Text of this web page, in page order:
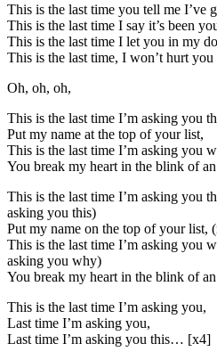
This is the last time you tell me I’ve
This is the last time I say it’s been
This is the last time I let you in my
This is the last time, I won’t hurt you
Oh, oh, oh,
This is the last time I’m asking you
Put my name at the top of your list,
This is the last time I’m asking you
You break my heart in the blink of
This is the last time I’m asking you
asking you this)
Put my name on the top of your list,
This is the last time I’m asking you
asking you why)
You break my heart in the blink of
This is the last time I’m asking you,
Last time I’m asking you,
Last time I’m asking you this… [x4]